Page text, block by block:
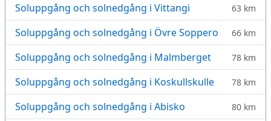
Soluppgång och solnedgång i Vittangi 63 km
Soluppgång och solnedgång i Övre Soppero 66 km
Soluppgång och solnedgång i Malmberget 78 km
Soluppgång och solnedgång i Koskullskulle 78 km
Soluppgång och solnedgång i Abisko 80 km